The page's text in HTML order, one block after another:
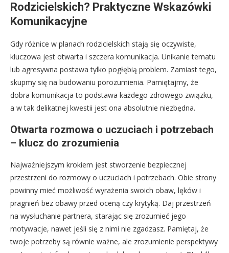
Rodzicielskich? Praktyczne Wskazówki
Komunikacyjne
Gdy różnice w planach rodzicielskich stają się oczywiste,
kluczowa jest otwarta i szczera komunikacja. Unikanie tematu
lub agresywna postawa tylko pogłębią problem. Zamiast tego,
skupmy się na budowaniu porozumienia. Pamiętajmy, że
dobra komunikacja to podstawa każdego zdrowego związku,
a w tak delikatnej kwestii jest ona absolutnie niezbędna.
Otwarta rozmowa o uczuciach i potrzebach
– klucz do zrozumienia
Najważniejszym krokiem jest stworzenie bezpiecznej
przestrzeni do rozmowy o uczuciach i potrzebach. Obie strony
powinny mieć możliwość wyrażenia swoich obaw, lęków i
pragnień bez obawy przed oceną czy krytyką. Daj przestrzeń
na wysłuchanie partnera, starając się zrozumieć jego
motywacje, nawet jeśli się z nimi nie zgadzasz. Pamiętaj, że
twoje potrzeby są równie ważne, ale zrozumienie perspektywy